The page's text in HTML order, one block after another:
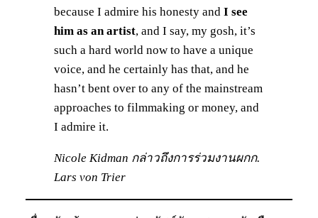
because I admire his honesty and I see
him as an artist, and I say, my gosh, it’s
such a hard world now to have a unique
voice, and he certainly has that, and he
hasn’t bent over to any of the mainstream
approaches to filmmaking or money, and
I admire it.
Nicole Kidman กล่าวถึงการร่วมงานผกก.
Lars von Trier